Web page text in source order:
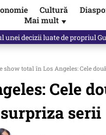
Cultură
Mai mult ▼
o colegă. Povestea pilotului
show total în Los Angeles: Cele
Cele
surpriza serii